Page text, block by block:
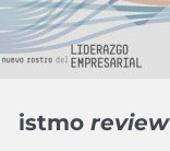
istmo review